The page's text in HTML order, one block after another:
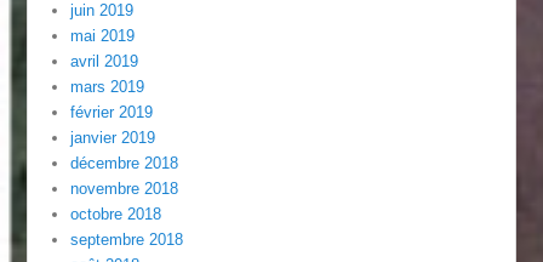
juin 2019
mai 2019
avril 2019
mars 2019
février 2019
janvier 2019
décembre 2018
novembre 2018
octobre 2018
septembre 2018